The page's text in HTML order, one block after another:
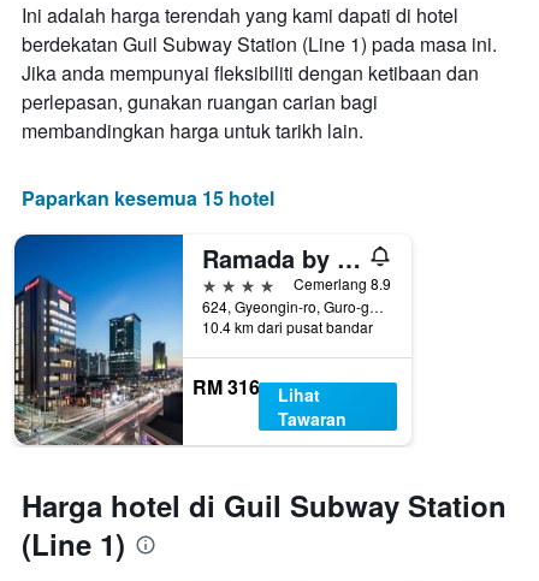
Ini adalah harga terendah yang kami dapati di hotel
berdekatan Guil Subway Station (Line 1) pada masa ini.
Jika anda mempunyai fleksibiliti dengan ketibaan dan
perlepasan, gunakan ruangan carian bagi
membandingkan harga untuk tarikh lain.
Paparkan kesemua 15 hotel
Ramada by Wyndham Seoul Sindorim
4 bintang
Cemerlang 8.9
624, Gyeongin-ro, Guro-gu, Seoul, Korea Selatan
10.4 km dari pusat bandar
RM 316
Lihat
Tawaran
Harga hotel di Guil Subway Station
(Line 1)